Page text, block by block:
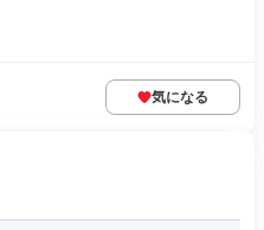
気になる